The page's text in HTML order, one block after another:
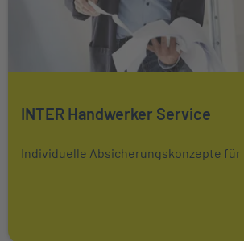
INTER Handwerker Service
Individuelle Absicherungskonzepte für